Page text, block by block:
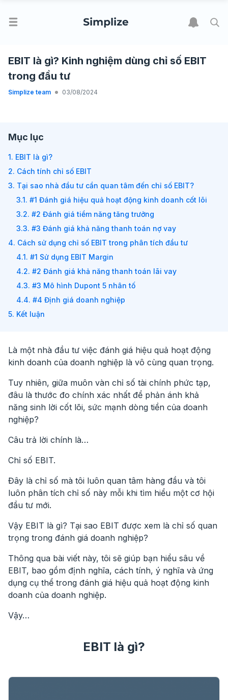
EBIT là gì? Kinh nghiệm dùng chỉ số EBIT
trong đầu tư
Simplize team 03/08/2024
Mục lục
1. EBIT là gì?
2. Cách tính chỉ số EBIT
3. Tại sao nhà đầu tư cần quan tâm đến chỉ số EBIT?
3.1. #1 Đánh giá hiệu quả hoạt động kinh doanh cốt lõi
3.2. #2 Đánh giá tiềm năng tăng trưởng
3.3. #3 Đánh giá khả năng thanh toán nợ vay
4. Cách sử dụng chỉ số EBIT trong phân tích đầu tư
4.1. #1 Sử dụng EBIT Margin
4.2. #2 Đánh giá khả năng thanh toán lãi vay
4.3. #3 Mô hình Dupont 5 nhân tố
4.4. #4 Định giá doanh nghiệp
5. Kết luận
Là một nhà đầu tư việc đánh giá hiệu quả hoạt động
kinh doanh của doanh nghiệp là vô cùng quan trọng.
Tuy nhiên, giữa muôn vàn chỉ số tài chính phức tạp,
đâu là thước đo chính xác nhất để phản ánh khả
năng sinh lời cốt lõi, sức mạnh dòng tiền của doanh
nghiệp?
Câu trả lời chính là…
Chỉ số EBIT.
Đây là chỉ số mà tôi luôn quan tâm hàng đầu và tôi
luôn phân tích chỉ số này mỗi khi tìm hiểu một cơ hội
đầu tư mới.
Vậy EBIT là gì? Tại sao EBIT được xem là chỉ số quan
trọng trong đánh giá doanh nghiệp?
Thông qua bài viết này, tôi sẽ giúp bạn hiểu sâu về
EBIT, bao gồm định nghĩa, cách tính, ý nghĩa và ứng
dụng cụ thể trong đánh giá hiệu quả hoạt động kinh
doanh của doanh nghiệp.
Vậy…
EBIT là gì?